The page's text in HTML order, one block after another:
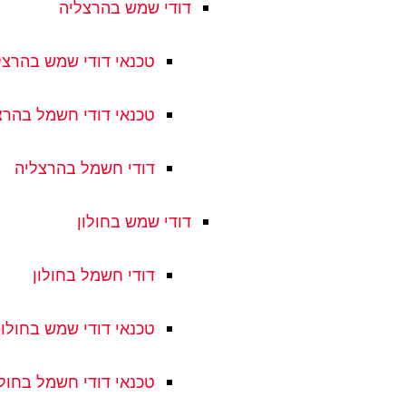
דודי שמש בהרצליה
טכנאי דודי שמש
טכנאי דודי חשמל
דודי חשמל בהרצליה
דודי שמש בחולון
דודי חשמל בחולון
טכנאי דודי שמש
טכנאי דודי חשמל